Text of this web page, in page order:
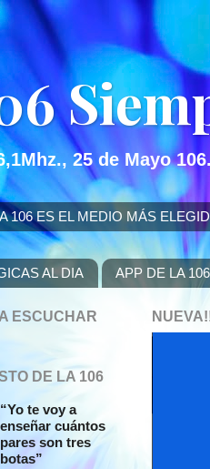
25 de Mayo
106 ES EL MEDIO MÁS
AL DIA APP DE LA 106
ESCUCHAR
DE LA 106
“Yo te voy a
enseñar cuántos
pares son tres
botas”